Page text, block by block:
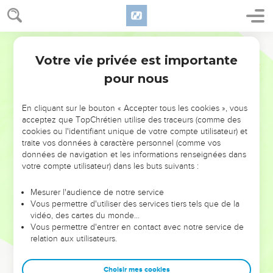
NE MANQUEZ PAS L’ÉVÉNEMENT
DE L’ANNÉE !
ET SI LEURS ERREURS POUVAIENT VOUS ÉVITER LES
VOTRES ?
leur foi ou leur vision. Mais on voit moins les doutes, les erreurs
et les saisons difficiles qu'ils ont traversés, alors même que ce
sont elles qui les ont façonnés.
Dans cette conférence, leaders, entrepreneurs, et responsables
clés pour avancer avec plus de sagesse afin que leurs erreurs
Votre vie privée est importante
pour nous
En cliquant sur le bouton « Accepter tous les cookies », vous
acceptez que TopChrétien utilise des traceurs (comme des
cookies ou l'identifiant unique de votre compte utilisateur) et
traite vos données à caractère personnel (comme vos
données de navigation et les informations renseignées dans
votre compte utilisateur) dans les buts suivants :
Mesurer l'audience de notre service
Vous permettre d'utiliser des services tiers tels que de la
vidéo, des cartes du monde…
Vous permettre d'entrer en contact avec notre service de
relation aux utilisateurs.
Choisir mes cookies